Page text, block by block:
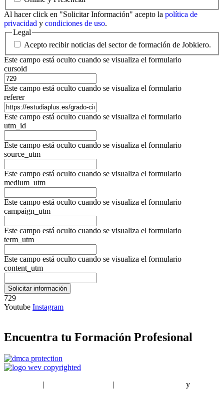
Al hacer click en "Solicitar Información" acepto la política de
privacidad y condiciones de uso.
Legal
Acepto recibir noticias del sector de formación de Jobkiero.
Este campo está oculto cuando se visualiza el formulario
cursoid
Este campo está oculto cuando se visualiza el formulario
referer
Este campo está oculto cuando se visualiza el formulario
utm_id
Este campo está oculto cuando se visualiza el formulario
source_utm
Este campo está oculto cuando se visualiza el formulario
medium_utm
Este campo está oculto cuando se visualiza el formulario
campaign_utm
Este campo está oculto cuando se visualiza el formulario
term_utm
Este campo está oculto cuando se visualiza el formulario
content_utm
729
Youtube Instagram
Encuentra tu Formación Profesional
| | y